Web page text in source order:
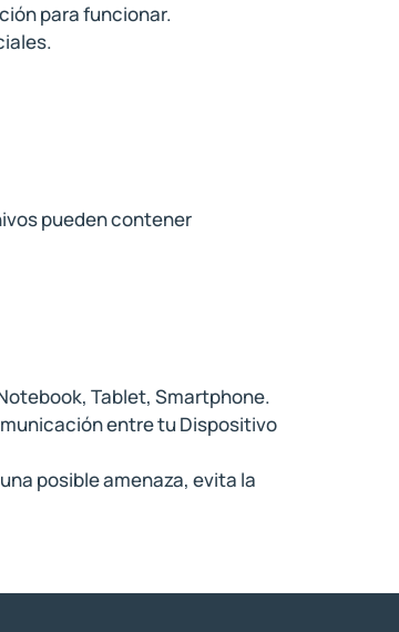
para funcionar.
pueden contener
Tablet, Smartphone.
entre tu Dispositivo
posible amenaza, evita la